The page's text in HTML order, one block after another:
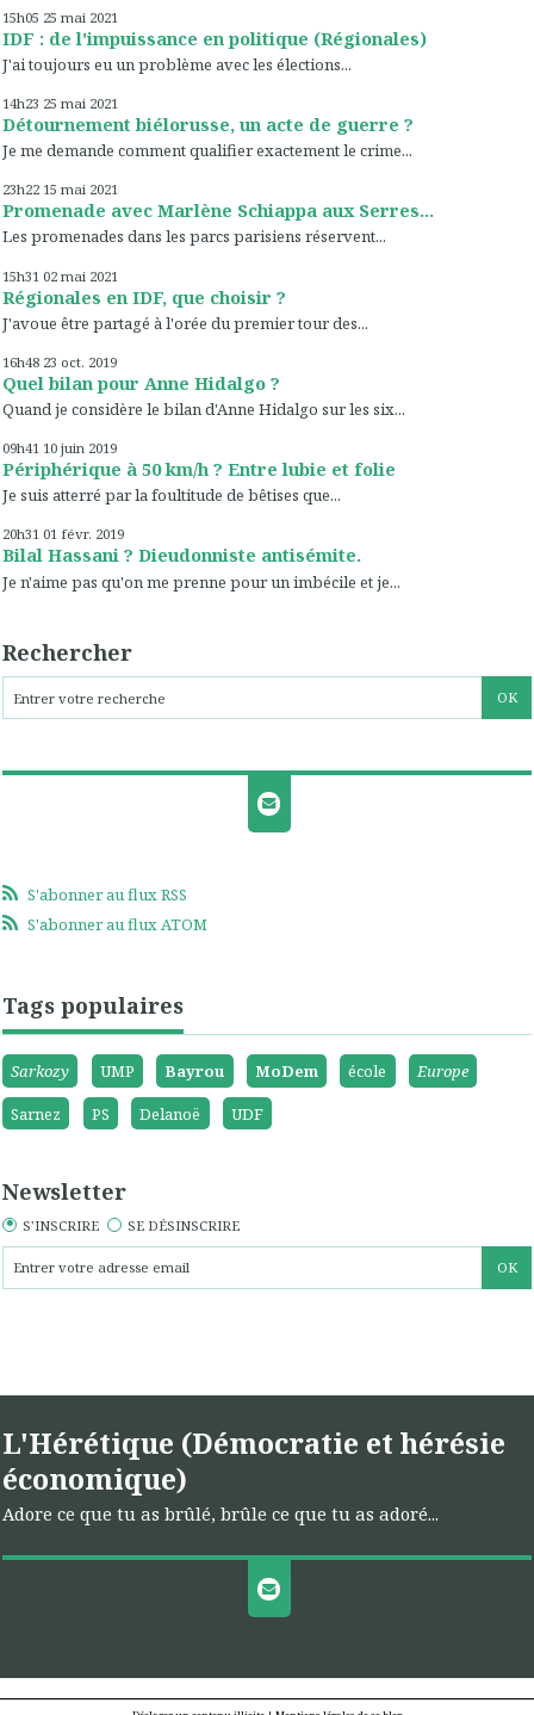
15h05 25 mai 2021
IDF : de l'impuissance en politique (Régionales)
J'ai toujours eu un problème avec les élections...
14h23 25 mai 2021
Détournement biélorusse, un acte de guerre ?
Je me demande comment qualifier exactement le crime...
23h22 15 mai 2021
Promenade avec Marlène Schiappa aux Serres...
Les promenades dans les parcs parisiens réservent...
15h31 02 mai 2021
Régionales en IDF, que choisir ?
J'avoue être partagé à l'orée du premier tour des...
16h48 23 oct. 2019
Quel bilan pour Anne Hidalgo ?
Quand je considère le bilan d'Anne Hidalgo sur les six...
09h41 10 juin 2019
Périphérique à 50 km/h ? Entre lubie et folie
Je suis atterré par la foultitude de bêtises que...
20h31 01 févr. 2019
Bilal Hassani ? Dieudonniste antisémite.
Je n'aime pas qu'on me prenne pour un imbécile et je...
Rechercher
S'abonner au flux RSS
S'abonner au flux ATOM
Tags populaires
Sarkozy UMP Bayrou MoDem école
Europe
Sarnez
PS Delanoë UDF
Newsletter
S'INSCRIRE SE DÉSINSCRIRE
L'Hérétique (Démocratie et hérésie
économique)
Adore ce que tu as brûlé, brûle ce que tu as adoré...